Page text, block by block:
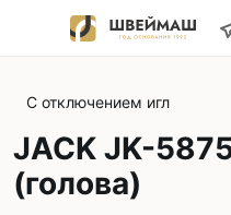
С отключением игл
JACK JK-
(голова)